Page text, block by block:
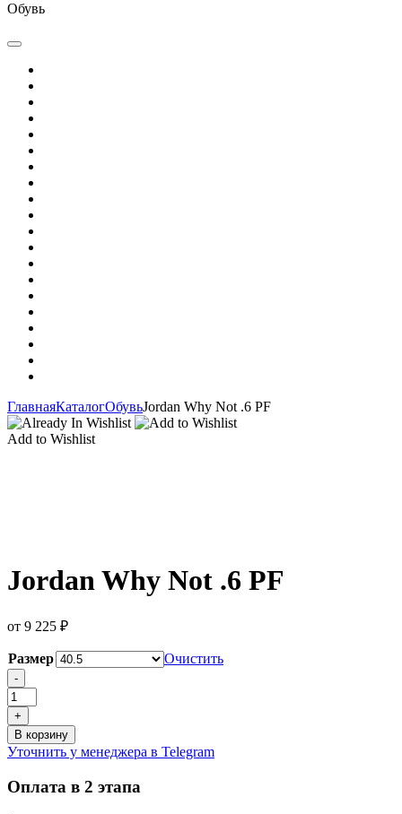
Обувь
ГлавнаяКаталогОбувьJordan Why Not .6 PF
Add to Wishlist
Jordan Why Not .6 PF
от 9 225 ₽
Размер
Очистить
Количество
товара
Jordan
Why
Not
.6
-
+
В корзину
Уточнить у менеджера в Telegram
Оплата в 2 этапа